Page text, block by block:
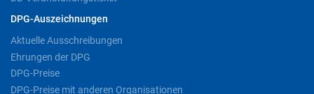
DPG-Auszeichnungen
Aktuelle Ausschreibungen
Ehrungen der DPG
DPG-Preise
DPG-Preise mit anderen Organisationen